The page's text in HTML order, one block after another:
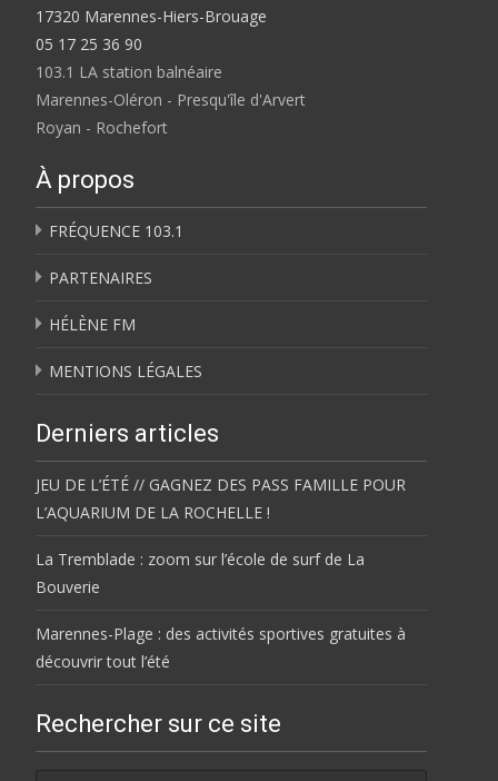
17320 Marennes-Hiers-Brouage
05 17 25 36 90
103.1 LA station balnéaire
Marennes-Oléron - Presqu'île d'Arvert
Royan - Rochefort
À propos
FRÉQUENCE 103.1
PARTENAIRES
HÉLÈNE FM
MENTIONS LÉGALES
Derniers articles
JEU DE L’ÉTÉ // GAGNEZ DES PASS FAMILLE POUR
L’AQUARIUM DE LA ROCHELLE !
La Tremblade : zoom sur l’école de surf de La
Bouverie
Marennes-Plage : des activités sportives gratuites à
découvrir tout l’été
Rechercher sur ce site